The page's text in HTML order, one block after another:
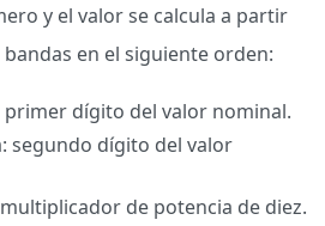
y el valor se calcula a partir
en el siguiente orden:
primer dígito del valor nominal.
segundo dígito del valor
de potencia de diez.